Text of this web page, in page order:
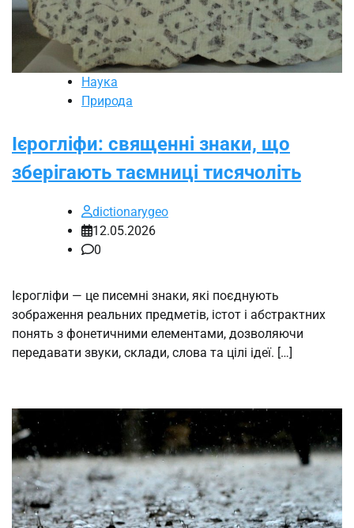
Наука
Природа
Ієрогліфи: священні знаки, що
зберігають таємниці тисячоліть
dictionarygeo
12.05.2026
0
Ієрогліфи — це писемні знаки, які поєднують
зображення реальних предметів, істот і абстрактних
понять з фонетичними елементами, дозволяючи
передавати звуки, склади, слова та цілі ідеї. […]